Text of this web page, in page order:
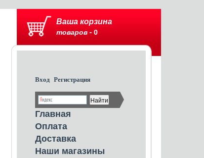
Ваша корзина
товаров - 0
Вход Регистрация
Главная
Оплата
Доставка
Наши магазины